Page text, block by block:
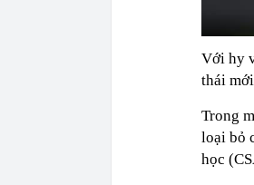
Với hy
thái
Trong
loại bỏ
học